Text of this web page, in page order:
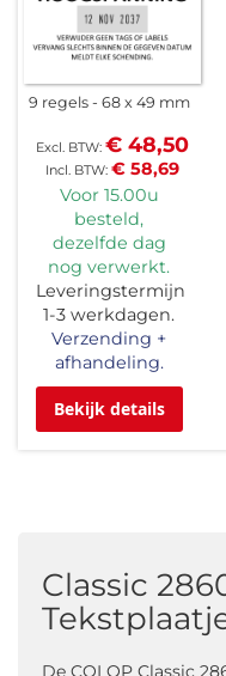
9 regels 68 x 49 mm
€ 58,69
€ 48,50
Voor 15.00u
besteld,
dezelfde dag
nog verwerkt.
Leveringstermijn
1-3 werkdagen.
Verzending +
afhandeling.
Bekijk details
Classic